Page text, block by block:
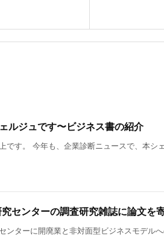
ルジュです〜ビジネス書の紹介
です。 今年も、企業診断ニュースで、本シ
センターの調査研究雑誌に論文を
ンターに開廃業と非対面型ビジネスモデル